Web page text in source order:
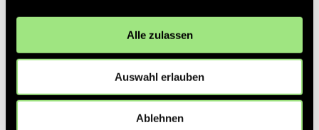
Alle zulassen
Auswahl erlauben
Ablehnen